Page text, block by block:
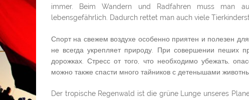
immer. Beim Wandern und Radfahren muss man
lebensgefährlich. Dadurch rettet man auch viele
Спорт на свежем воздухе особенно приятен и полезен
не всегда укрепляет природу. При совершении пеших
дорожках. Стресс от того, что необходимо убежать,
можно также спасти много тайников с детенышами
Der tropische Regenwald ist die grüne Lunge unseres